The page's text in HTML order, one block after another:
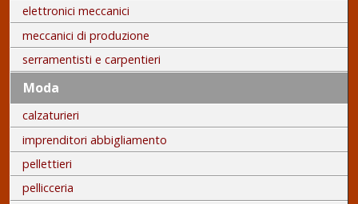
elettronici meccanici
meccanici di produzione
serramentisti e carpentieri
Moda
calzaturieri
imprenditori abbigliamento
pellettieri
pellicceria